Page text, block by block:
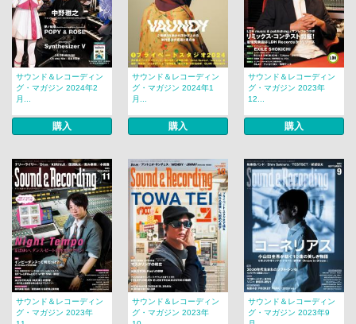
サウンド＆レコーディン
グ・マガジン 2024年2
月...
購入
サウンド＆レコーディン
グ・マガジン 2024年1
月...
購入
サウンド＆レコーディン
グ・マガジン 2023年
12...
購入
サウンド＆レコーディン
グ・マガジン 2023年
サウンド＆レコーディン
グ・マガジン 2023年
サウンド＆レコーディン
グ・マガジン 2023年9